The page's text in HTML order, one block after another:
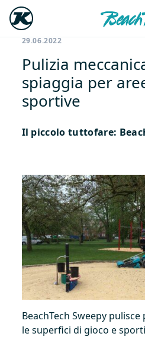
29.06.2022
Pulizia
spiaggia per
sportive
Il piccolo tuttofare:
BeachTech Sweepy
le superfici di gioco e